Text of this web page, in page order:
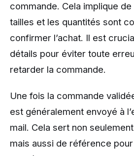
commande. Cela implique
tailles et les quantités sont
confirmer l’achat. Il est
détails pour éviter toute
retarder la commande.
Une fois la commande
est généralement envoyé à
mail. Cela sert non
mais aussi de référence